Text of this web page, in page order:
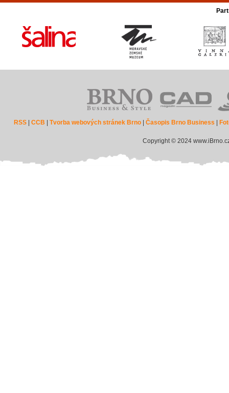
RSS |CCB |Tvorba webových stránek Brno |Časopis Brno Business
Copyright © 2024